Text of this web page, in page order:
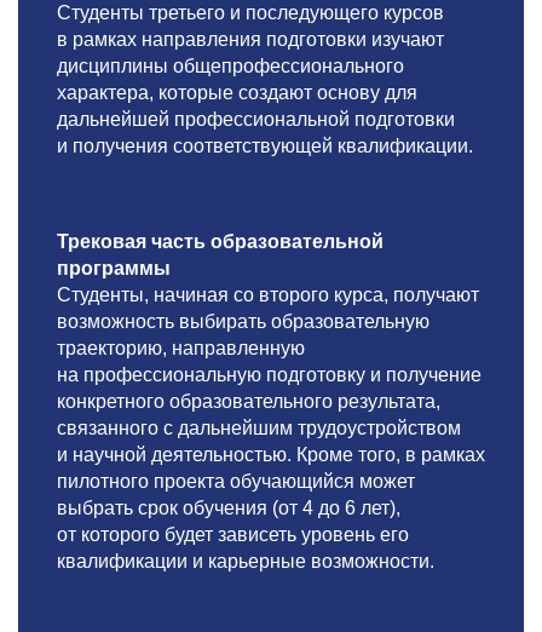
Студенты третьего и последующего курсов
в рамках направления подготовки изучают
дисциплины общепрофессионального
характера, которые создают основу для
дальнейшей профессиональной подготовки
и получения соответствующей квалификации.
Трековая часть образовательной
программы
Студенты, начиная со второго курса, получают
возможность выбирать образовательную
траекторию, направленную
на профессиональную подготовку и получение
конкретного образовательного результата,
связанного с дальнейшим трудоустройством
и научной деятельностью. Кроме того, в рамках
пилотного проекта обучающийся может
выбрать срок обучения (от 4 до 6 лет),
от которого будет зависеть уровень его
квалификации и карьерные возможности.